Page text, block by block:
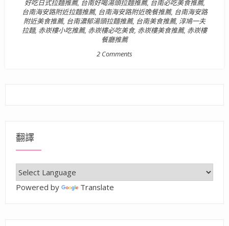
好吃日式拉麵推薦, 台南好喝湯頭拉麵推薦, 台南必吃美食推薦,
台南海安路附近拉麵推薦, 台南海安路附近晚餐推薦, 台南海安路
附近美食推薦, 台南濃郁湯頭拉麵推薦, 台南美食推薦, 淳鳩一夫
拉麵, 赤崁樓小吃推薦, 赤崁樓必吃美食, 赤崁樓美食推薦, 赤崁樓
餐廳推薦
2 Comments
翻譯
Powered by Translate